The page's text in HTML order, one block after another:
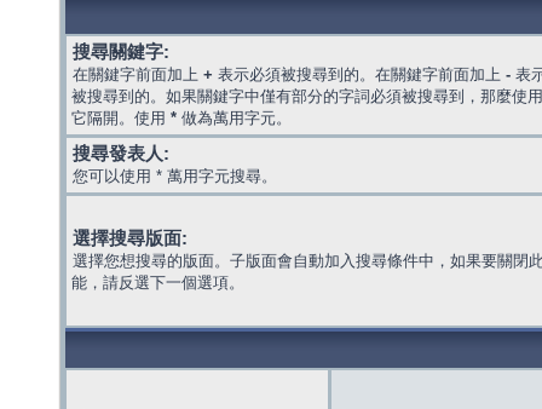
搜尋關鍵字:
在關鍵字前面加上 + 表示必須被搜尋到的。在關鍵字前面加上 - 表
被搜尋到的。如果關鍵字中僅有部分的字詞必須被搜尋到，那麼使
它隔開。使用 * 做為萬用字元。
搜尋發表人:
您可以使用 * 萬用字元搜尋。
選擇搜尋版面:
選擇您想搜尋的版面。子版面會自動加入搜尋條件中，如果要關閉
能，請反選下一個選項。